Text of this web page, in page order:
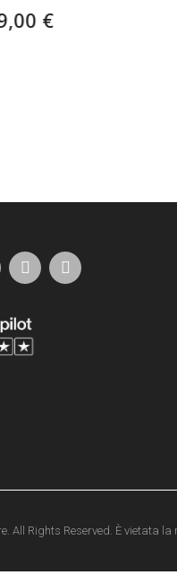
€
All Rights Reserved. È vietata